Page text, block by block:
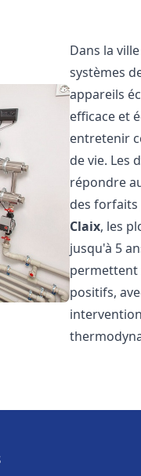
Dans la
systèmes
appareils
efficace et
entretenir
de vie. Les
répondre
des forfaits
Claix, les
jusqu'à 5
permettent
positifs,